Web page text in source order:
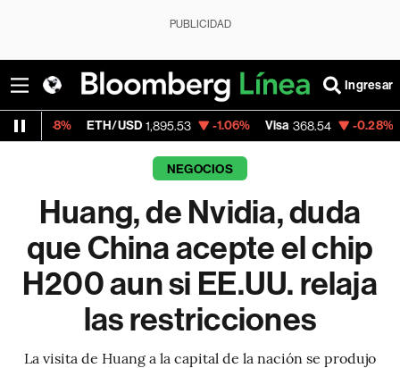
PUBLICIDAD
Ingresar
1,895.53 -1.06% Visa 368.54 -0.28% MercadoLibre
NEGOCIOS
Huang, de Nvidia, duda
que China acepte el chip
H200 aun si EE.UU. relaja
las restricciones
La visita de Huang a la capital de la nación se produjo